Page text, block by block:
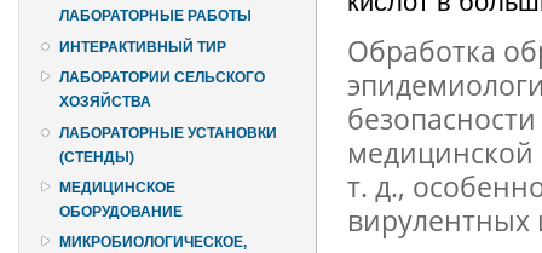
ЛАБОРАТОРНЫЕ РАБОТЫ
ИНТЕРАКТИВНЫЙ ТИР
ЛАБОРАТОРИИ СЕЛЬСКОГО
ХОЗЯЙСТВА
ЛАБОРАТОРНЫЕ УСТАНОВКИ
(СТЕНДЫ)
МЕДИЦИНСКОЕ
ОБОРУДОВАНИЕ
МИКРОБИОЛОГИЧЕСКОЕ,
Обработка
т. д.,